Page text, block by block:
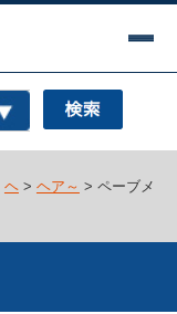
ヘ> ヘア～ > ペーブメ